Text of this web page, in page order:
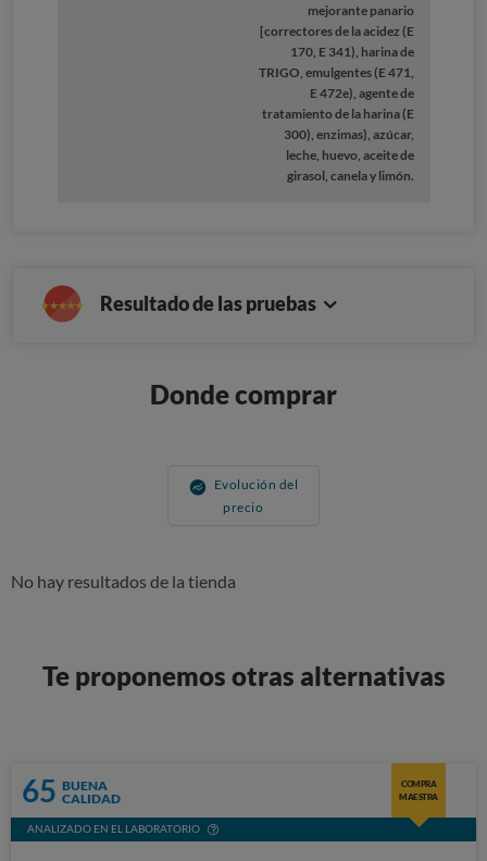
mejorante panario
[correctores de la acidez (E
170, E 341), harina de
TRIGO, emulgentes (E 471,
E 472e), agente de
tratamiento de la harina (E
300), enzimas), azúcar,
leche, huevo, aceite de
girasol, canela y limón.
Resultado de las pruebas
Donde comprar
Evolución del
precio
No hay resultados de la tienda
Te proponemos otras alternativas
65 BUENA
CALIDAD
COMPRA
MAESTRA
ANALIZADO EN EL LABORATORIO